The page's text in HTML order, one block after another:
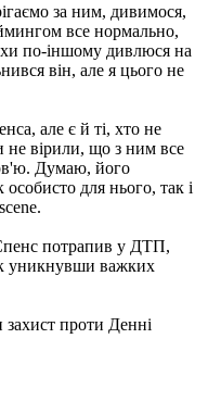
за ним, дивимося,
все нормально,
по-іншому дивлюся на
він, але я цього не
але є й ті, хто не
вірили, що з ним все
Думаю, його
для нього, так і
потрапив у ДТП,
уникнувши важких
проти Денні